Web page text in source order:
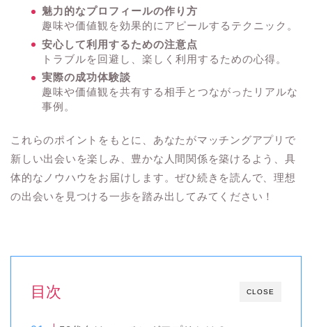
魅力的なプロフィールの作り方
趣味や価値観を効果的にアピールするテクニック。
安心して利用するための注意点
トラブルを回避し、楽しく利用するための心得。
実際の成功体験談
趣味や価値観を共有する相手とつながったリアルな
事例。
これらのポイントをもとに、あなたがマッチングアプリで
新しい出会いを楽しみ、豊かな人間関係を築けるよう、具
体的なノウハウをお届けします。ぜひ続きを読んで、理想
の出会いを見つける一歩を踏み出してみてください！
CLOSE
目次